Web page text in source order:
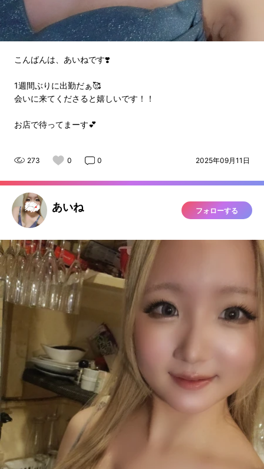
こんばんは、あいねです❣️
1週間ぶりに出勤だぁ🥰
会いに来てくださると嬉しいです！！
お店で待ってまーす💕
273 0 0 2025年09月11日
あいね フォローする